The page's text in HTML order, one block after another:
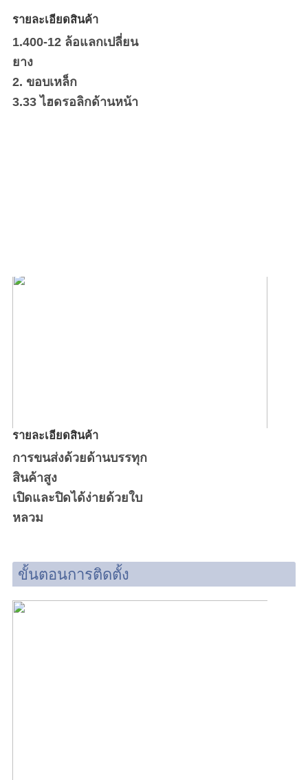
รายละเอียดสินค้า
1.400-12 ล้อแลกเปลี่ยน
ยาง
2. ขอบเหล็ก
3.33 ไฮดรอลิกด้านหน้า
รายละเอียดสินค้า
การขนส่งด้วยด้านบรรทุก
สินค้าสูง
เปิดและปิดได้ง่ายด้วยใบ
หลวม
ขั้นตอนการติดตั้ง